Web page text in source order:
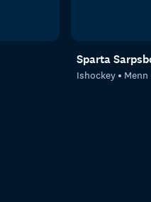
Sparta
Ishockey Menn